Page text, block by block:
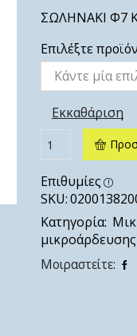
ΣΩΛΗΝΑΚΙ Φ7
Επιλέξτε προϊόν
Εκκαθάριση
Επιθυμίες
SKU:
Κατηγορία:
μικροάρδευσης
Μοιραστείτε: